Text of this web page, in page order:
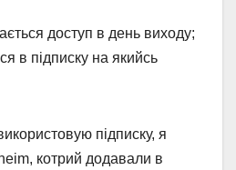
доступ в день виходу;
в підписку на якийсь
підписку, я
котрий додавали в